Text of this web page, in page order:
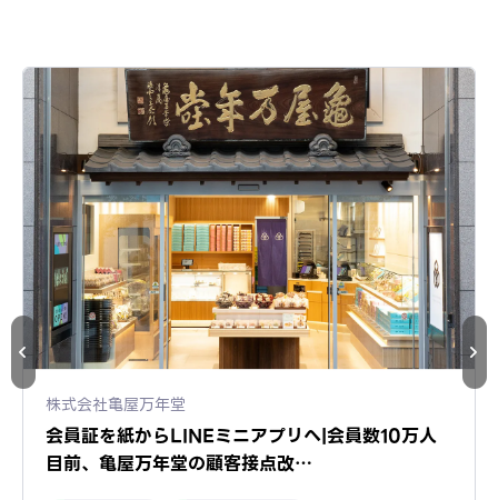
株式会社亀屋万年堂
会員証を紙からLINEミニアプリへ|会員数10万人
目前、亀屋万年堂の顧客接点改…